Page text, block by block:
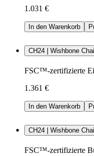
1.031 €
In den Warenkorb
CH24 | Wishbone
FSC™-zertifizierte
1.361 €
In den Warenkorb
CH24 | Wishbone
FSC™-zertifizierte